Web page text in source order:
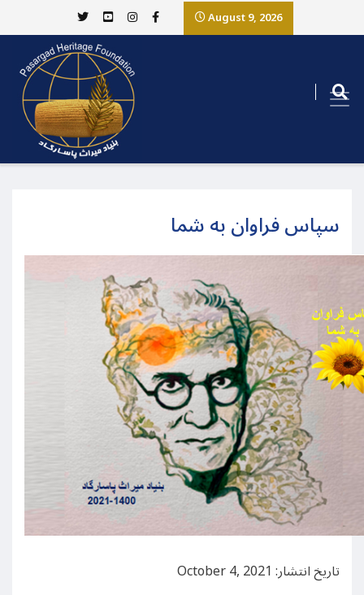
August 9, 2026
سپاس فراوان به شما
تاریخ انتشار: October 4, 2021